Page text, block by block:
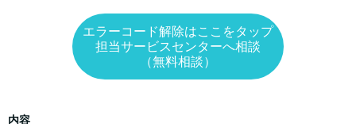
エラーコード解除はここをタップ
担当サービスセンターへ相談
（無料相談）
内容